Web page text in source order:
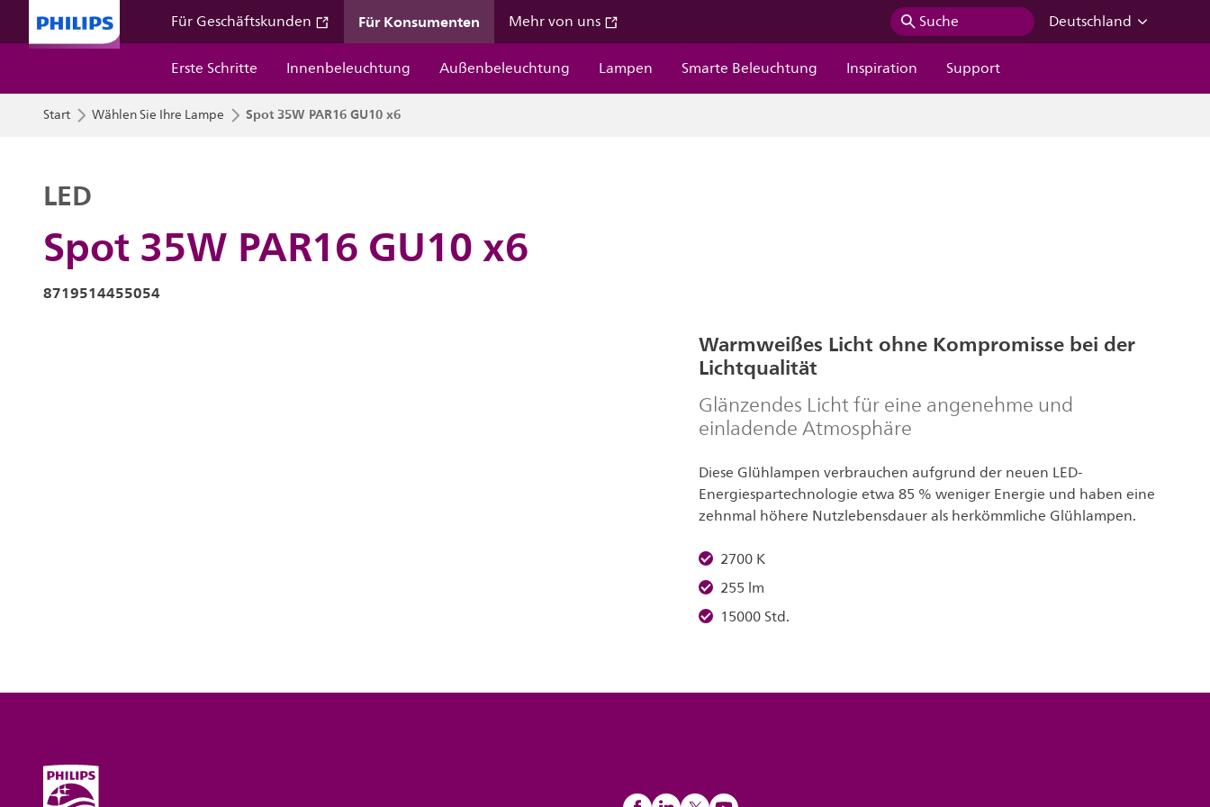
Für Geschäftskunden Für Konsumenten Mehr von uns Suche
Deutschland
Erste Schritte
Innenbeleuchtung Außenbeleuchtung Lampen Smarte Beleuchtung Inspiration Support
Start Wählen Sie Ihre Lampe Spot 35W PAR16 GU10 x6
Spot 35W PAR16 GU10 x6
LED
8719514455054
Warmweißes Licht ohne Kompromisse bei der
Lichtqualität
Glänzendes Licht für eine angenehme und
einladende Atmosphäre
Diese Glühlampen verbrauchen aufgrund der neuen LED-
Energiespartechnologie etwa 85 % weniger Energie und haben eine
zehnmal höhere Nutzlebensdauer als herkömmliche Glühlampen.
2700 K
255 lm
15000 Std.